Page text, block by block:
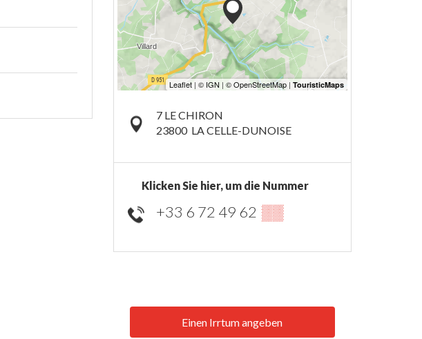
7 LE CHIRON
23800 LA CELLE-DUNOISE
Klicken Sie hier, um die Nummer
+33 6 72 49 62 ▒▒
Einen Irrtum angeben